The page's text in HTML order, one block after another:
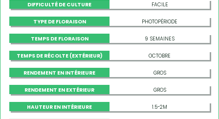
DIFFICULTÉ DE CULTURE FACILE
TYPE DE FLORAISON PHOTOPÉRIODE
TEMPS DE FLORAISON 9 SEMAINES
TEMPS DE RÉCOLTE (EXTÉRIEUR) OCTOBRE
RENDEMENT EN INTÉRIEURE GROS
RENDEMENT EN EXTÉRIEUR GROS
HAUTEUR EN INTÉRIEURE 1.5-2M